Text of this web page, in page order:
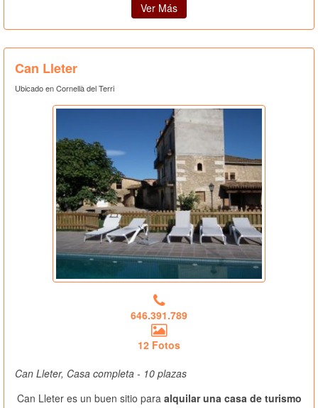
Ver Más
Can Lleter
Ubicado en Cornellà del Terri
646.391.789
12 Fotos
Can Lleter, Casa completa - 10 plazas
Can Lleter es un buen sitio para alquilar una casa de turismo